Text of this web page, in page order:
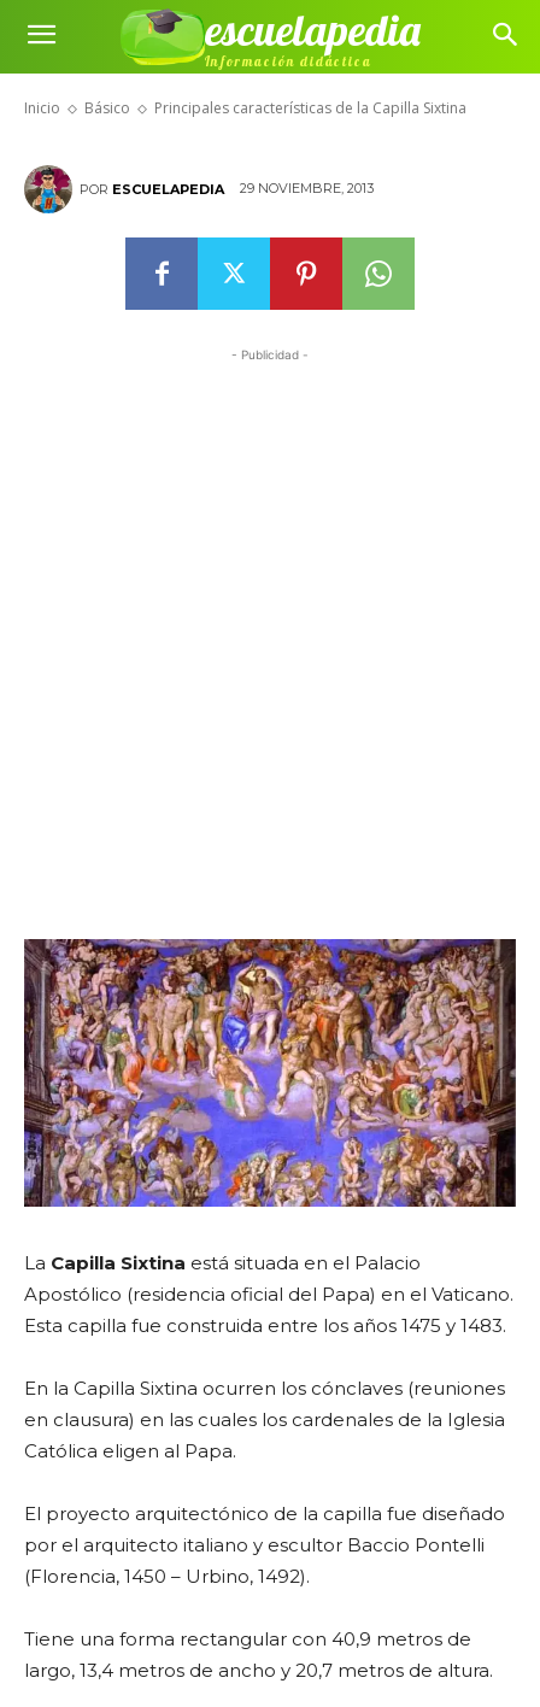
escuelapedia
Información didáctica
Inicio Básico Principales características de la Capilla Sixtina
Principales características de la
Capilla Sixtina
POR ESCUELAPEDIA 29 NOVIEMBRE, 2013
- Publicidad -
La Capilla Sixtina está situada en el Palacio
Apostólico (residencia oficial del Papa) en el Vaticano.
Esta capilla fue construida entre los años 1475 y 1483.
En la Capilla Sixtina ocurren los cónclaves (reuniones
en clausura) en las cuales los cardenales de la Iglesia
Católica eligen al Papa.
El proyecto arquitectónico de la capilla fue diseñado
por el arquitecto italiano y escultor Baccio Pontelli
(Florencia, 1450 – Urbino, 1492).
Tiene una forma rectangular con 40,9 metros de
largo, 13,4 metros de ancho y 20,7 metros de altura.